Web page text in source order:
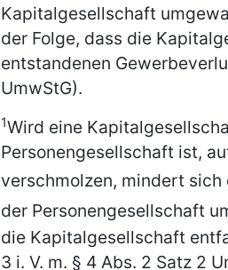
Kapitalgesellschaft
der Folge, dass die
entstandenen
UmwStG).
1Wird eine
Personengesellschaft ist,
verschmolzen, mindert sich
der Personengesellschaft
die Kapitalgesellschaft
3 i. V. m. § 4 Abs. 2 Satz 2